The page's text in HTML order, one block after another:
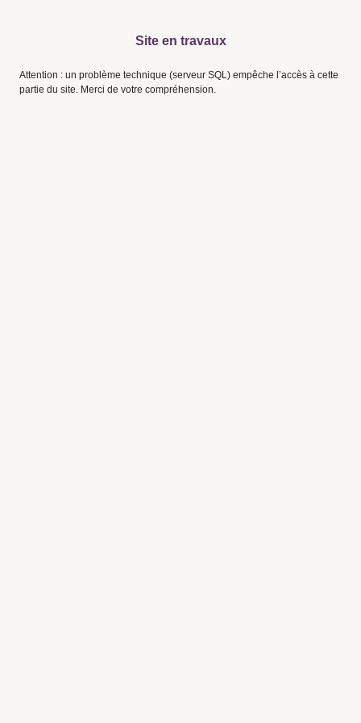
Site en travaux
Attention : un problème technique (serveur SQL) empêche l’accès à cette
partie du site. Merci de votre compréhension.